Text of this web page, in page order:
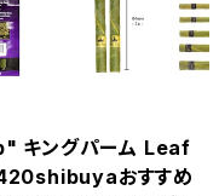
ングパーム Leaf
おすすめ